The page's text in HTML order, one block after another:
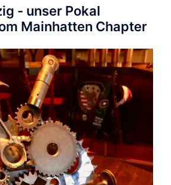
- unser Pokal
Mainhatten Chapter